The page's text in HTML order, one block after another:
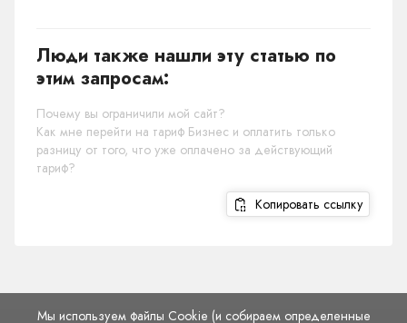
Люди также нашли эту статью по
этим запросам:
Почему вы ограничили мой сайт?
Как мне перейти на тариф Бизнес и оплатить только
разницу от того, что уже оплачено за действующий
тариф?
Копировать ссылку
Мы используем файлы Cookie (и собираем определенные